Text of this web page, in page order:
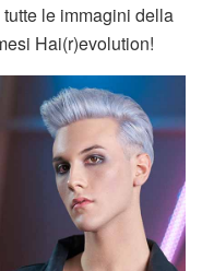
le immagini della
Hai(r)evolution!